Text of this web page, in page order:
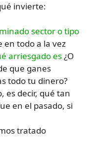
invierte:
sector o tipo
en todo a la vez
arriesgado es¿O
que ganes
todo tu dinero?
es decir, qué tan
en el pasado, si
tratado